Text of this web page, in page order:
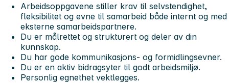
Arbeidsoppgavene stiller krav til selvstendighet,
fleksibilitet og evne til samarbeid både internt og med
eksterne samarbeidspartnere.
Du er målrettet og strukturert og deler av din
kunnskap.
Du har gode kommunikasjons- og formidlingsevner.
Du er en aktiv bidragsyter til godt arbeidsmiljø.
Personlig egnethet vektlegges.